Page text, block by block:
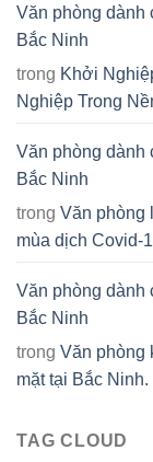
Văn phòng dành
Bắc Ninh
trong Khởi
Nghiệp Trong
Văn phòng dành
Bắc Ninh
trong Văn phòng
mùa dịch Covid-
Văn phòng dành
Bắc Ninh
trong Văn phòng
mặt tại Bắc Ninh.
TAG CLOUD